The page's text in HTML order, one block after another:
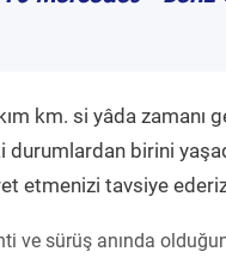
km. si yâda zamanı
durumlardan birini
etmenizi tavsiye
ve sürüş anında